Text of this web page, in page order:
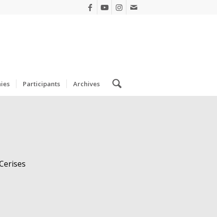
Participants Archives